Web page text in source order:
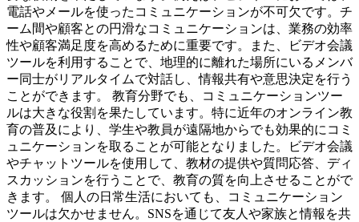
電話やメールを使ったコミュニケーションが不可欠です。チ
ーム間や顧客との円滑なコミュニケーションは、業務の効率
性や顧客満足度を高めるために重要です。また、ビデオ会議
ツールを利用することで、地理的に離れた場所にいるメンバ
ー同士がリアルタイムで対話し、情報共有や意思決定を行う
ことができます。 教育分野でも、コミュニケーションツー
ルは大きな役割を果たしています。特に近年のオンライン教
育の普及により、学生や教員が遠隔地からでも効果的にコミ
ュニケーションを取ることが可能となりました。ビデオ会議
やチャットツールを使用して、教材の提供や質問応答、ディ
スカッションを行うことで、教育の質を向上させることがで
きます。 個人の日常生活においても、コミュニケーション
ツールは欠かせません。SNSを通じて友人や家族と情報を共